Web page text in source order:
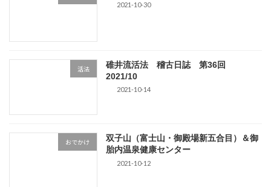
2021-10-30
活法
碓井流活法 稽古日誌 第36回
2021/10
2021-10-14
おでかけ
双子山（富士山・御殿場新五合目）＆御
胎内温泉健康センター
2021-10-12